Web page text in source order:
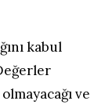
kabul
ve